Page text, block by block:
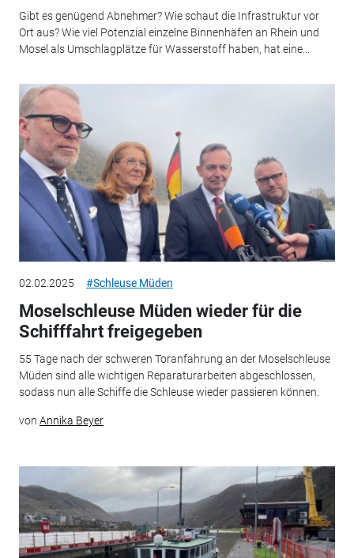
Gibt es genügend Abnehmer? Wie schaut die Infrastruktur vor
Ort aus? Wie viel Potenzial einzelne Binnenhäfen an Rhein und
Mosel als Umschlagplätze für Wasserstoff haben, hat eine...
02.02.2025 #Schleuse Müden
Moselschleuse Müden wieder für die
Schifffahrt freigegeben
55 Tage nach der schweren Toranfahrung an der Moselschleuse
Müden sind alle wichtigen Reparaturarbeiten abgeschlossen,
sodass nun alle Schiffe die Schleuse wieder passieren können.
von Annika Beyer